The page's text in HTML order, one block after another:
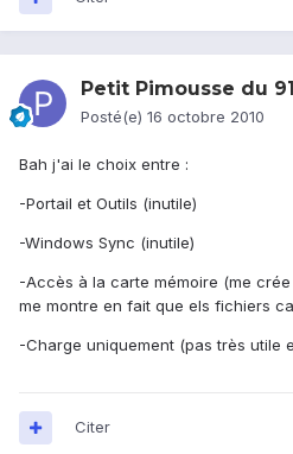
Petit Pimousse du 91
Posté(e) 16 octobre 2010
Bah j'ai le choix entre :
-Portail et Outils (inutile)
-Windows Sync (inutile)
-Accès à la carte mémoire (me
me montre en fait que els fichiers
-Charge uniquement (pas très utile
Citer